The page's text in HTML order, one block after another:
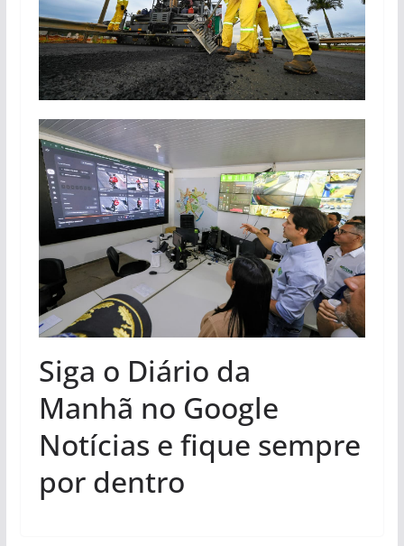
Siga o Diário da
Manhã no Google
Notícias e fique sempre
por dentro